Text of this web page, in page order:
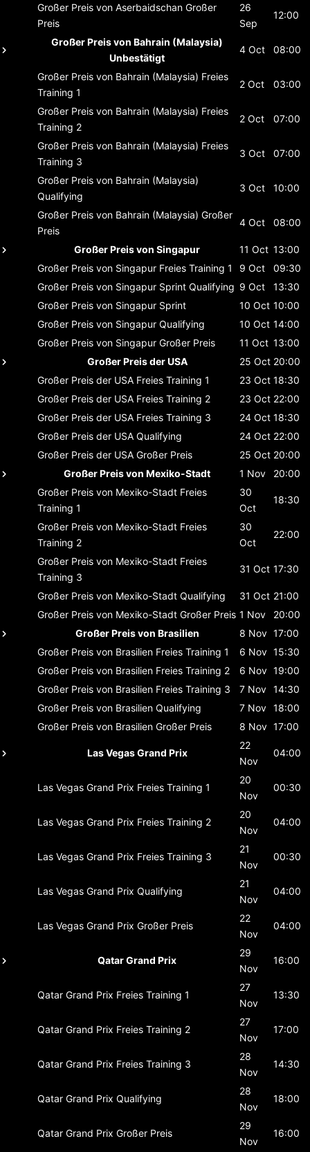
Großer Preis von Aserbaidschan Großer
Preis
26
Sep
12:00
Großer Preis von Bahrain (Malaysia)
Unbestätigt
4 Oct 08:00
Großer Preis von Bahrain (Malaysia) Freies
Training 1
2 Oct 03:00
Großer Preis von Bahrain (Malaysia) Freies
Training 2
2 Oct 07:00
Großer Preis von Bahrain (Malaysia) Freies
Training 3
3 Oct 07:00
Großer Preis von Bahrain (Malaysia)
Qualifying
3 Oct 10:00
Großer Preis von Bahrain (Malaysia) Großer
Preis
4 Oct 08:00
Großer Preis von Singapur 11 Oct 13:00
Großer Preis von Singapur Freies Training 1 9 Oct
09:30
Großer Preis von Singapur Sprint Qualifying 9 Oct
13:30
Großer Preis von Singapur Sprint 10 Oct 10:00
Großer Preis von Singapur Qualifying 10 Oct 14:00
Großer Preis von Singapur Großer Preis 11 Oct 13:00
Großer Preis der USA
25 Oct 20:00
Großer Preis der USA Freies Training 1 23 Oct 18:30
Großer Preis der USA Freies Training 2 23 Oct 22:00
Großer Preis der USA Freies Training 3 24 Oct 18:30
Großer Preis der USA Qualifying 24 Oct 22:00
Großer Preis der USA Großer Preis 25 Oct 20:00
Großer Preis von Mexiko-Stadt
1 Nov
20:00
Großer Preis von Mexiko-Stadt Freies
Training 1
30
Oct
18:30
Großer Preis von Mexiko-Stadt Freies
Training 2
30
Oct
22:00
Großer Preis von Mexiko-Stadt Freies
Training 3
31 Oct 17:30
Großer Preis von Mexiko-Stadt Qualifying 31 Oct 21:00
Großer Preis von Mexiko-Stadt Großer Preis 1 Nov
20:00
Großer Preis von Brasilien
8 Nov 17:00
Großer Preis von Brasilien Freies Training 1 6 Nov 15:30
Großer Preis von Brasilien Freies Training 2 6 Nov 19:00
Großer Preis von Brasilien Freies Training 3 7 Nov 14:30
Großer Preis von Brasilien Qualifying 7 Nov 18:00
Großer Preis von Brasilien Großer Preis 8 Nov 17:00
Las Vegas Grand Prix
22
Nov
04:00
Las Vegas Grand Prix Freies Training 1
20
Nov
00:30
Las Vegas Grand Prix Freies Training 2
20
Nov
04:00
Las Vegas Grand Prix Freies Training 3
21
Nov
00:30
Las Vegas Grand Prix Qualifying
21
Nov
04:00
Las Vegas Grand Prix Großer Preis
22
Nov
04:00
Qatar Grand Prix
29
Nov
16:00
Qatar Grand Prix Freies Training 1
27
Nov
13:30
Qatar Grand Prix Freies Training 2
27
Nov
17:00
Qatar Grand Prix Freies Training 3
28
Nov
14:30
Qatar Grand Prix Qualifying
28
Nov
18:00
Qatar Grand Prix Großer Preis
29
Nov
16:00